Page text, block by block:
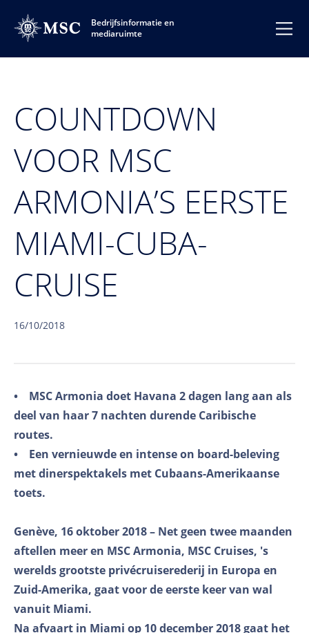
Bedrijfsinformatie en
mediaruimte
COUNTDOWN
VOOR MSC
ARMONIA’S EERSTE
MIAMI-CUBA-
CRUISE
16/10/2018
• MSC Armonia doet Havana 2 dagen lang aan als
deel van haar 7 nachten durende Caribische
routes.
• Een vernieuwde en intense on board-beleving
met dinerspektakels met Cubaans-Amerikaanse
toets.
Genève, 16 oktober 2018 – Net geen twee maanden
aftellen meer en MSC Armonia, MSC Cruises, 's
werelds grootste privécruiserederij in Europa en
Zuid-Amerika, gaat voor de eerste keer van wal
vanuit Miami.
Na afvaart in Miami op 10 december 2018 gaat het